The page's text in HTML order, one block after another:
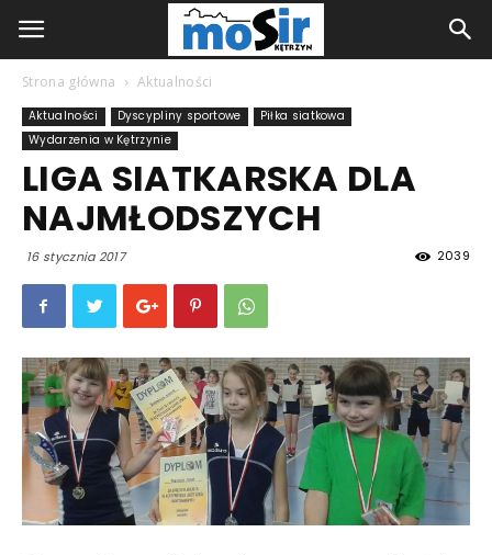
Strona główna Aktualności
Aktualności Dyscypliny sportowe
Piłka siatkowa
Wydarzenia w Kętrzynie
LIGA SIATKARSKA DLA
NAJMŁODSZYCH
16 stycznia 2017 2039